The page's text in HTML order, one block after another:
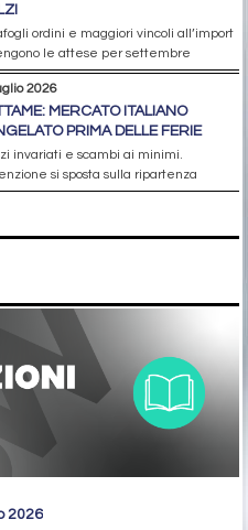
ordini e maggiori vincoli all’import
le attese per settembre
2026
MERCATO ITALIANO
PRIMA DELLE FERIE
invariati e scambi ai minimi.
si sposta sulla ripartenza
2026